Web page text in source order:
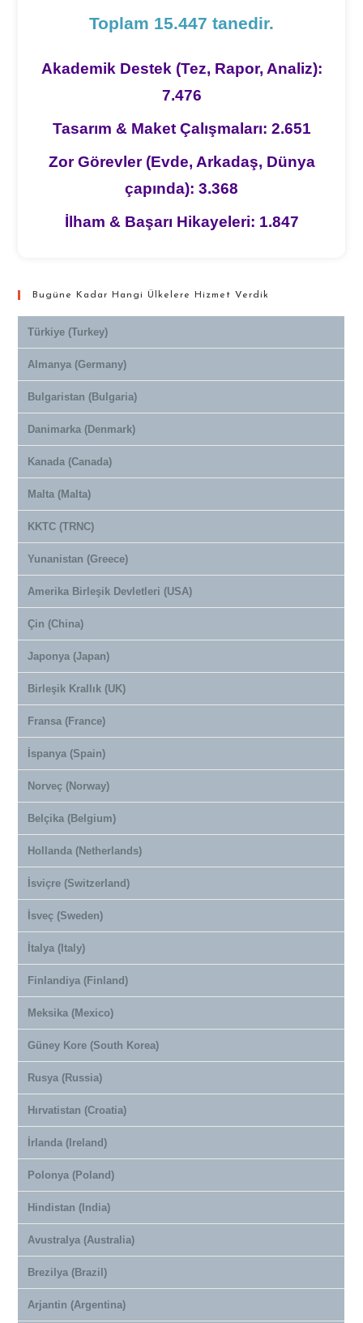
Toplam 15.447 tanedir.
Akademik Destek (Tez, Rapor, Analiz):
7.476
Tasarım & Maket Çalışmaları: 2.651
Zor Görevler (Evde, Arkadaş, Dünya
çapında): 3.368
İlham & Başarı Hikayeleri: 1.847
Bugüne Kadar Hangi Ülkelere Hizmet Verdik
Türkiye (Turkey)
Almanya (Germany)
Bulgaristan (Bulgaria)
Danimarka (Denmark)
Kanada (Canada)
Malta (Malta)
KKTC (TRNC)
Yunanistan (Greece)
Amerika Birleşik Devletleri (USA)
Çin (China)
Japonya (Japan)
Birleşik Krallık (UK)
Fransa (France)
İspanya (Spain)
Norveç (Norway)
Belçika (Belgium)
Hollanda (Netherlands)
İsviçre (Switzerland)
İsveç (Sweden)
İtalya (Italy)
Finlandiya (Finland)
Meksika (Mexico)
Güney Kore (South Korea)
Rusya (Russia)
Hırvatistan (Croatia)
İrlanda (Ireland)
Polonya (Poland)
Hindistan (India)
Avustralya (Australia)
Brezilya (Brazil)
Arjantin (Argentina)